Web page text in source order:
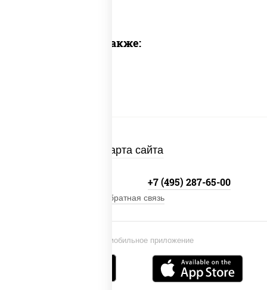
Предлагаем также:
Карта сайта
Установи мобильное приложение
+7 (495) 287-65-00
Обратная связь